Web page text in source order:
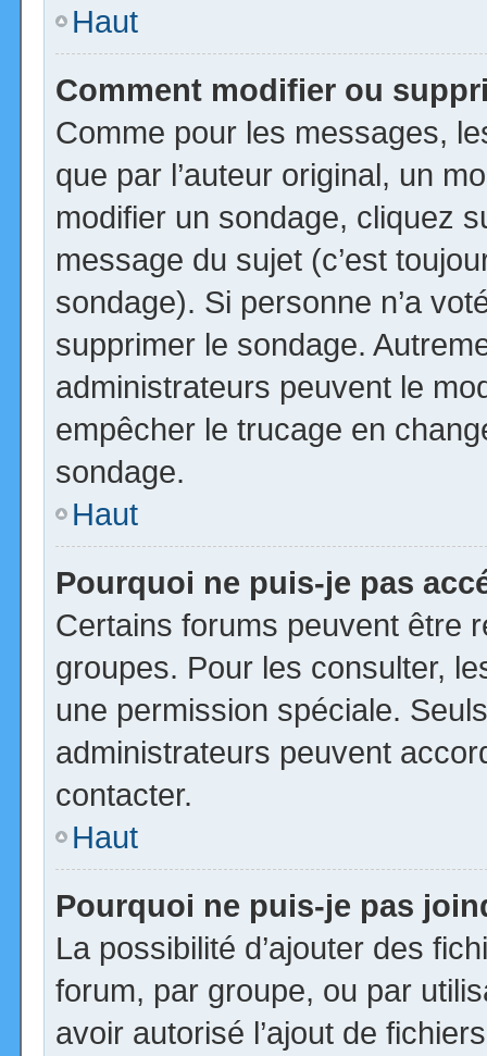
Haut
Comment modifier ou
Comme pour les messages,
que par l’auteur original, un
modifier un sondage, cliquez
message du sujet (c’est
sondage). Si personne n’a
supprimer le sondage.
administrateurs peuvent le
empêcher le trucage en
sondage.
Haut
Pourquoi ne puis-je pas
Certains forums peuvent être
groupes. Pour les consulter,
une permission spéciale.
administrateurs peuvent
contacter.
Haut
Pourquoi ne puis-je pas
La possibilité d’ajouter des
forum, par groupe, ou par
avoir autorisé l’ajout de